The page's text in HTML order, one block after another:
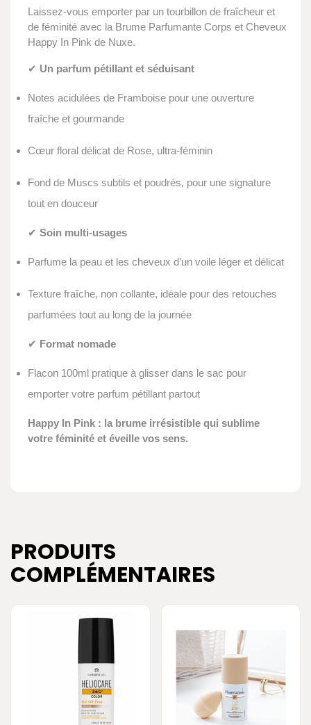
Laissez-vous emporter par un tourbillon de fraîcheur et
de féminité avec la Brume Parfumante Corps et Cheveux
Happy In Pink de Nuxe.
✔ Un parfum pétillant et séduisant
Notes acidulées de Framboise pour une ouverture
fraîche et gourmande
Cœur floral délicat de Rose, ultra-féminin
Fond de Muscs subtils et poudrés, pour une signature
tout en douceur
✔ Soin multi-usages
Parfume la peau et les cheveux d’un voile léger et délicat
Texture fraîche, non collante, idéale pour des retouches
parfumées tout au long de la journée
✔ Format nomade
Flacon 100ml pratique à glisser dans le sac pour
emporter votre parfum pétillant partout
Happy In Pink : la brume irrésistible qui sublime
votre féminité et éveille vos sens.
PRODUITS
COMPLÉMENTAIRES